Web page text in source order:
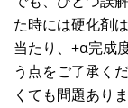
た時には硬化剤
当たり、+α完成
う点をご了承く
くても問題ありま